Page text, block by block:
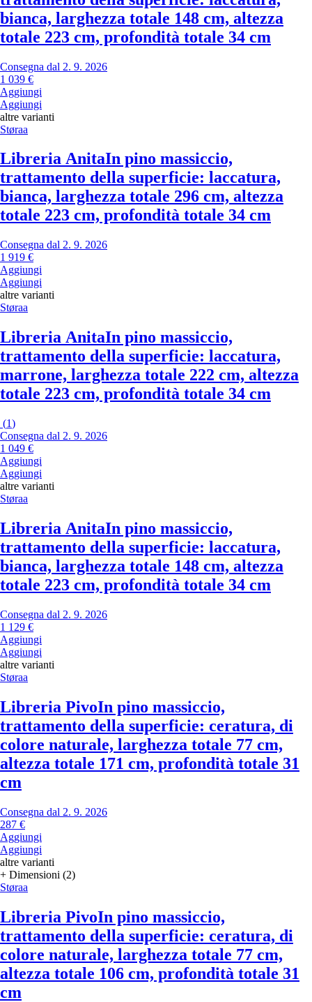
bianca, larghezza totale 148 cm, altezza
totale 223 cm, profondità totale 34 cm
Consegna dal 2. 9. 2026
1 039 €
Aggiungi
Aggiungi
altre varianti
Støraa
Libreria AnitaIn pino massiccio,
trattamento della superficie: laccatura,
bianca, larghezza totale 296 cm, altezza
totale 223 cm, profondità totale 34 cm
Consegna dal 2. 9. 2026
1 919 €
Aggiungi
Aggiungi
altre varianti
Støraa
Libreria AnitaIn pino massiccio,
trattamento della superficie: laccatura,
marrone, larghezza totale 222 cm, altezza
totale 223 cm, profondità totale 34 cm
(1)
Consegna dal 2. 9. 2026
1 049 €
Aggiungi
Aggiungi
altre varianti
Støraa
Libreria AnitaIn pino massiccio,
trattamento della superficie: laccatura,
bianca, larghezza totale 148 cm, altezza
totale 223 cm, profondità totale 34 cm
Consegna dal 2. 9. 2026
1 129 €
Aggiungi
Aggiungi
altre varianti
Støraa
Libreria PivoIn pino massiccio,
trattamento della superficie: ceratura, di
colore naturale, larghezza totale 77 cm,
altezza totale 171 cm, profondità totale 31
cm
Consegna dal 2. 9. 2026
287 €
Aggiungi
Aggiungi
altre varianti
+ Dimensioni (2)
Støraa
Libreria PivoIn pino massiccio,
trattamento della superficie: ceratura, di
colore naturale, larghezza totale 77 cm,
altezza totale 106 cm, profondità totale 31
cm